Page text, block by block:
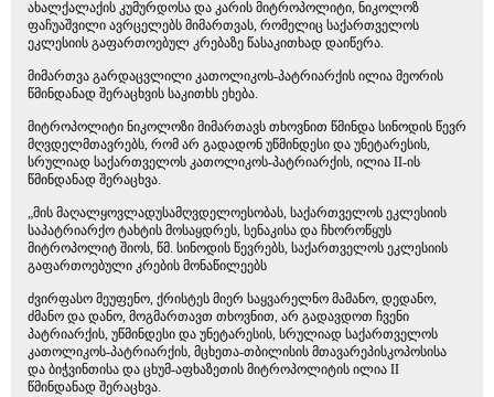
ახალქალაქის კუმურდოსა და კარის მიტროპოლიტი, ნიკოლოზ
ფაჩუაშვილი ავრცელებს მიმართვას, რომელიც საქართველოს
ეკლესიის გაფართოებულ კრებაზე წასაკითხად დაიწერა.
მიმართვა გარდაცვლილი კათოლიკოს-პატრიარქის ილია მეორის
წმინდანად შერაცხვის საკითხს ეხება.
მიტროპოლიტი ნიკოლოზი მიმართავს თხოვნით წმინდა სინოდის წევრ
მღვდელმთავრებს, რომ არ გადადონ უწმინდესი და უნეტარესის,
სრულიად საქართველოს კათოლიკოს-პატრიარქის, ილია II-ის
წმინდანად შერაცხვა.
„მის მაღალყოვლადუსამღვდელოესობას, საქართველოს ეკლესიის
საპატრიარქო ტახტის მოსაყდრეს, სენაკისა და ჩხოროწყუს
მიტროპოლიტ შიოს, წმ. სინოდის წევრებს, საქართველოს ეკლესიის
გაფართოებული კრების მონაწილეებს
ძვირფასო მეუფენო, ქრისტეს მიერ საყვარელნო მამანო, დედანო,
ძმანო და დანო, მოგმართავთ თხოვნით, არ გადავდოთ ჩვენი
პატრიარქის, უწმინდესი და უნეტარესის, სრულიად საქართველოს
კათოლიკოს-პატრიარქის, მცხეთა-თბილისის მთავარეპისკოპოსისა
და ბიჭვინთისა და ცხუმ-აფხაზეთის მიტროპოლიტის ილია II
წმინდანად შერაცხვა.